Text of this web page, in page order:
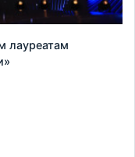
лауреатам